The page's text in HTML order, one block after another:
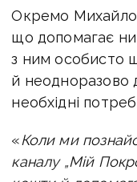
Окремо Михайло
що допомагає
з ним особисто
й неодноразово
необхідні
«Коли ми
каналу „Мій